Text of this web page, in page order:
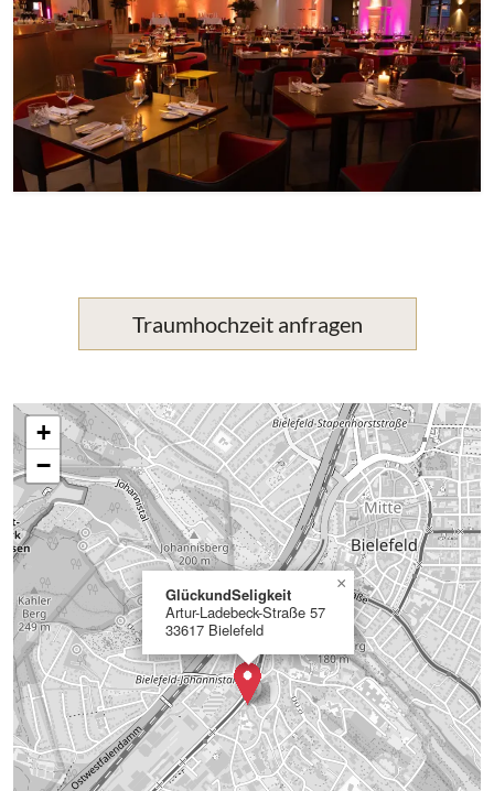
Traumhochzeit anfragen
GlückundSeligkeit
Artur-Ladebeck-Straße 57
33617 Bielefeld
×
+
−